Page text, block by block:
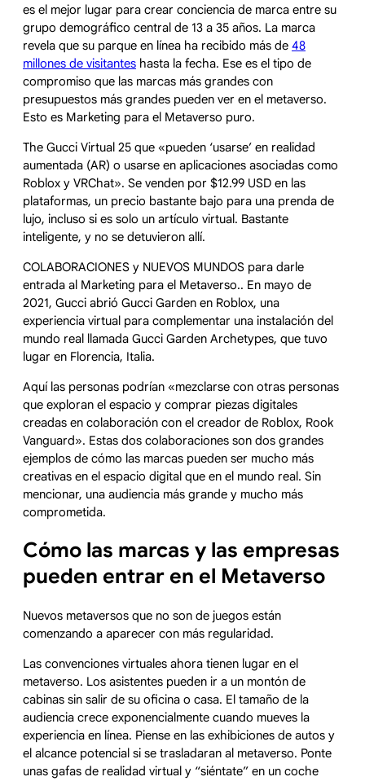
es el mejor lugar para crear conciencia de marca entre su
grupo demográfico central de 13 a 35 años. La marca
revela que su parque en línea ha recibido más de 48
millones de visitantes hasta la fecha. Ese es el tipo de
compromiso que las marcas más grandes con
presupuestos más grandes pueden ver en el metaverso.
Esto es Marketing para el Metaverso puro.
The Gucci Virtual 25 que «pueden ‘usarse’ en realidad
aumentada (AR) o usarse en aplicaciones asociadas como
Roblox y VRChat». Se venden por $12.99 USD en las
plataformas, un precio bastante bajo para una prenda de
lujo, incluso si es solo un artículo virtual. Bastante
inteligente, y no se detuvieron allí.
COLABORACIONES y NUEVOS MUNDOS para darle
entrada al Marketing para el Metaverso.. En mayo de
2021, Gucci abrió Gucci Garden en Roblox, una
experiencia virtual para complementar una instalación del
mundo real llamada Gucci Garden Archetypes, que tuvo
lugar en Florencia, Italia.
Aquí las personas podrían «mezclarse con otras personas
que exploran el espacio y comprar piezas digitales
creadas en colaboración con el creador de Roblox, Rook
Vanguard». Estas dos colaboraciones son dos grandes
ejemplos de cómo las marcas pueden ser mucho más
creativas en el espacio digital que en el mundo real. Sin
mencionar, una audiencia más grande y mucho más
comprometida.
Cómo las marcas y las empresas
pueden entrar en el Metaverso
Nuevos metaversos que no son de juegos están
comenzando a aparecer con más regularidad.
Las convenciones virtuales ahora tienen lugar en el
metaverso. Los asistentes pueden ir a un montón de
cabinas sin salir de su oficina o casa. El tamaño de la
audiencia crece exponencialmente cuando mueves la
experiencia en línea. Piense en las exhibiciones de autos y
el alcance potencial si se trasladaran al metaverso. Ponte
unas gafas de realidad virtual y “siéntate” en un coche